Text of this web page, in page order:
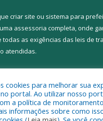
criar site ou sistema para
assessoria completa, onde
todas as exigências das leis de
atendidas.
cookies para melhorar sua
portal. Ao utilizar nosso
a política de
informações sobre como